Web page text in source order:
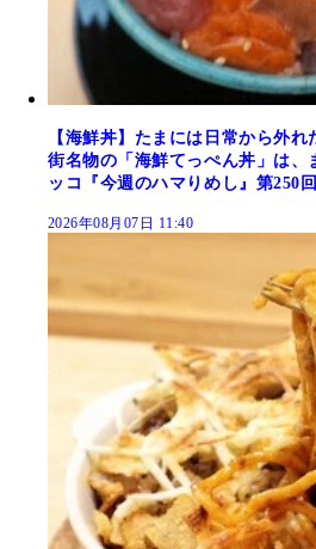
【海鮮丼】たまには日常から外
街名物の「海鮮てっぺん丼」は、
ッコ『今週のハマりめし』第250回
2026年08月07日 11:40